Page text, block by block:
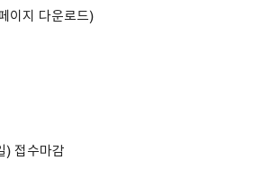
이지 다운로드)
접수마감